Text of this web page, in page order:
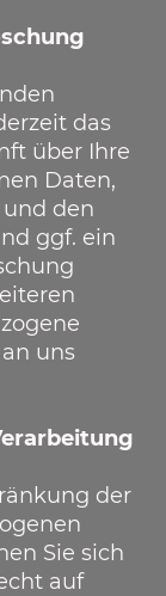
das
über Ihre
Daten,
den
ggf. ein
uns
der
Sie sich
auf